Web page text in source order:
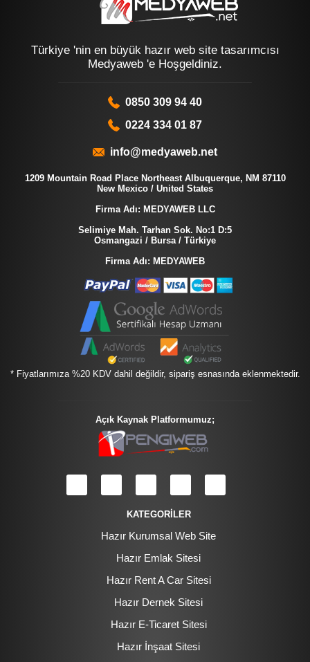
Türkiye 'nin en büyük hazır web site tasarımcısı
Medyaweb 'e Hoşgeldiniz.
0850 309 94 40
0224 334 01 87
info@medyaweb.net
1209 Mountain Road Place Northeast Albuquerque, NM 87110
New Mexico / United States
Firma Adı: MEDYAWEB LLC
Selimiye Mah. Tarhan Sok. No:1 D:5
Osmangazi / Bursa / Türkiye
Firma Adı: MEDYAWEB
* Fiyatlarımıza %20 KDV dahil değildir, sipariş esnasında eklenmektedir.
Açık Kaynak Platformumuz;
KATEGORİLER
Hazır Kurumsal Web Site
Hazır Emlak Sitesi
Hazır Rent A Car Sitesi
Hazır Dernek Sitesi
Hazır E-Ticaret Sitesi
Hazır İnşaat Sitesi